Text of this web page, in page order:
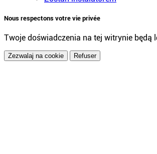
Nous respectons votre vie privée
Twoje doświadczenia na tej witrynie będą
Zezwalaj na cookie Refuser